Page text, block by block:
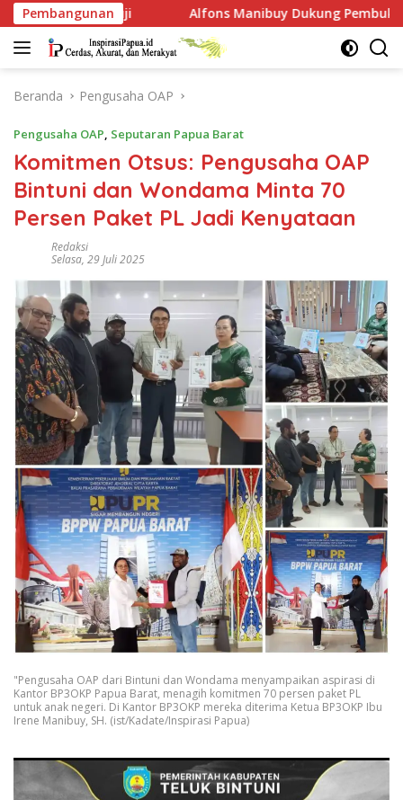
Langsung
ke
konten
Pembangunan
Alfons Manibuy Dukung Pembukaan Akses Kawasan BP,
Beranda Pengusaha OAP
Pengusaha OAP, Seputaran Papua Barat
Komitmen Otsus: Pengusaha OAP
Bintuni dan Wondama Minta 70
Persen Paket PL Jadi Kenyataan
Redaksi
Selasa, 29 Juli 2025
"Pengusaha OAP dari Bintuni dan Wondama menyampaikan aspirasi di
Kantor BP3OKP Papua Barat, menagih komitmen 70 persen paket PL
untuk anak negeri. Di Kantor BP3OKP mereka diterima Ketua BP3OKP Ibu
Irene Manibuy, SH. (ist/Kadate/Inspirasi Papua)